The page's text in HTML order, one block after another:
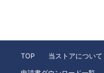
TOP 当ストアについて